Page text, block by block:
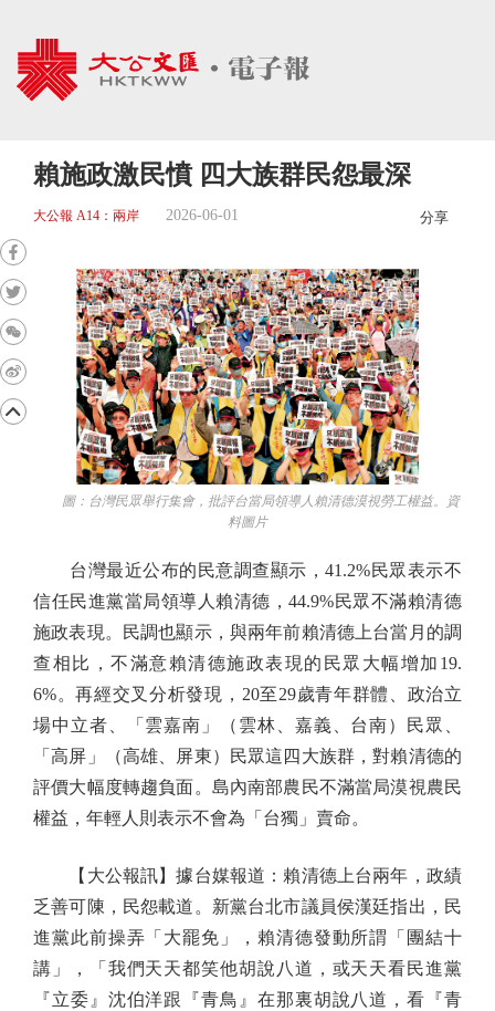
賴施政激民憤 四大族群民怨最深
大公報 A14：兩岸 2026-06-01 分享
圖：台灣民眾舉行集會，批評台當局領導人賴清德漠視勞工權益。資
料圖片
台灣最近公布的民意調查顯示，41.2%民眾表示不
信任民進黨當局領導人賴清德，44.9%民眾不滿賴清德
施政表現。民調也顯示，與兩年前賴清德上台當月的調
查相比，不滿意賴清德施政表現的民眾大幅增加19.
6%。再經交叉分析發現，20至29歲青年群體、政治立
場中立者、「雲嘉南」（雲林、嘉義、台南）民眾、
「高屏」（高雄、屏東）民眾這四大族群，對賴清德的
評價大幅度轉趨負面。島內南部農民不滿當局漠視農民
權益，年輕人則表示不會為「台獨」賣命。
【大公報訊】據台媒報道：賴清德上台兩年，政績
乏善可陳，民怨載道。新黨台北市議員侯漢廷指出，民
進黨此前操弄「大罷免」，賴清德發動所謂「團結十
講」，「我們天天都笑他胡說八道，或天天看民進黨
『立委』沈伯洋跟『青鳥』在那裏胡說八道，看『青